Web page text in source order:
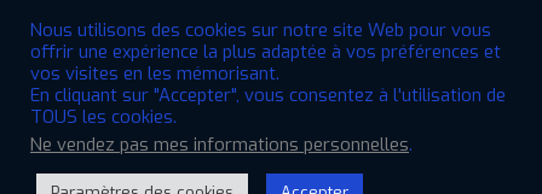
© 2022 VTBCommunity Foundation. Tous droits réservés. | Conçu par
Nous utilisons des cookies sur notre site Web pour vous
offrir une expérience la plus adaptée à vos préférences et
vos visites en les mémorisant.
En cliquant sur "Accepter", vous consentez à l'utilisation de
TOUS les cookies.
Ne vendez pas mes informations personnelles.